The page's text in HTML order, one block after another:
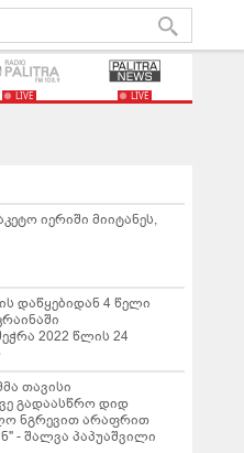
LIVE LIVE
იერიში მიიტანეს,
დაწყებიდან 4 წელი
2022 წლის 24
თავისი
გადაასწრო დიდ
ნგრევით არაფრით
- შალვა პაპუაშვილი